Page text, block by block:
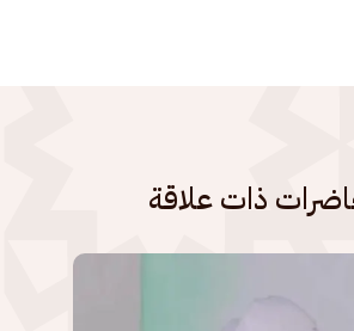
ذات علاقة